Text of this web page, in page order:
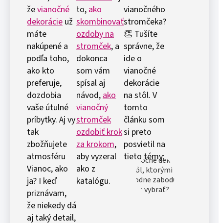
ževianočné
dekorácie už
máte
nakúpené a
podľa toho,
ako kto
preferuje,
dozdobia
vaše útulné
príbytky. Aj vy
tak
zbožňujete
atmosféru
Vianoc, ako
ja? I keď
priznávam,
že niekedy dá
aj taký detail,
to,ako
skombinovať
ozdoby na
stromček, a
dokonca
som vám
spísal aj
návod,ako
vianočný
stromček
ozdobiť krok
za krokom,
aby vyzeral
ako z
katalógu.
vianočného
stromčeka?
👏 Tušíte
správne, že
ide o
vianočné
dekorácie
na stôl. V
tomto
článku som
si preto
posvietil na
tieto témy: